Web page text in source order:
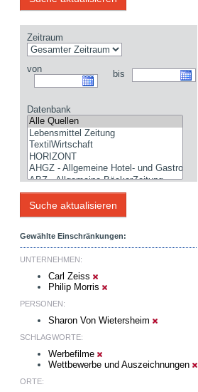
Zeitraum
von bis
Datenbank
Gewählte Einschränkungen:
UNTERNEHMEN:
Carl Zeiss
Philip Morris
PERSONEN:
Sharon Von Wietersheim
SCHLAGWORTE:
Werbefilme
Wettbewerbe und Auszeichnungen
ORTE: